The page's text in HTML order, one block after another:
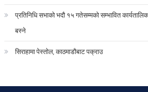
प्रतिनिधि सभाको भदौ १५ गतेसम्मको सम्भावित
बस्ने
सिराहामा पेस्तोल, काठमाडौबाट पक्राउ